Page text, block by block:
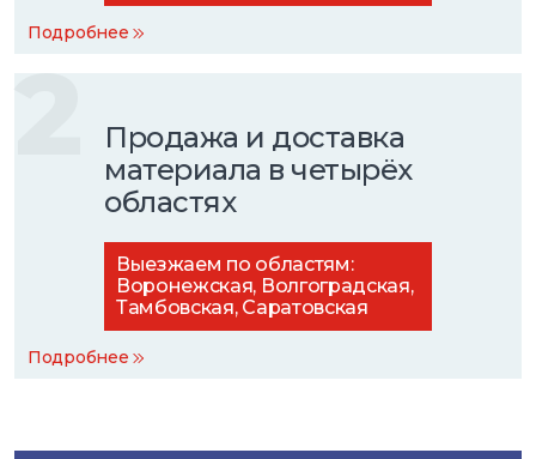
Подробнее
2
Продажа и доставка
материала в четырёх
областях
Выезжаем по областям:
Воронежская, Волгоградская,
Тамбовская, Саратовская
Подробнее